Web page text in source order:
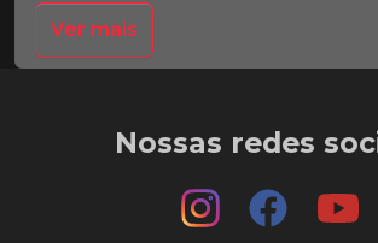
Ver mais
Nossas redes